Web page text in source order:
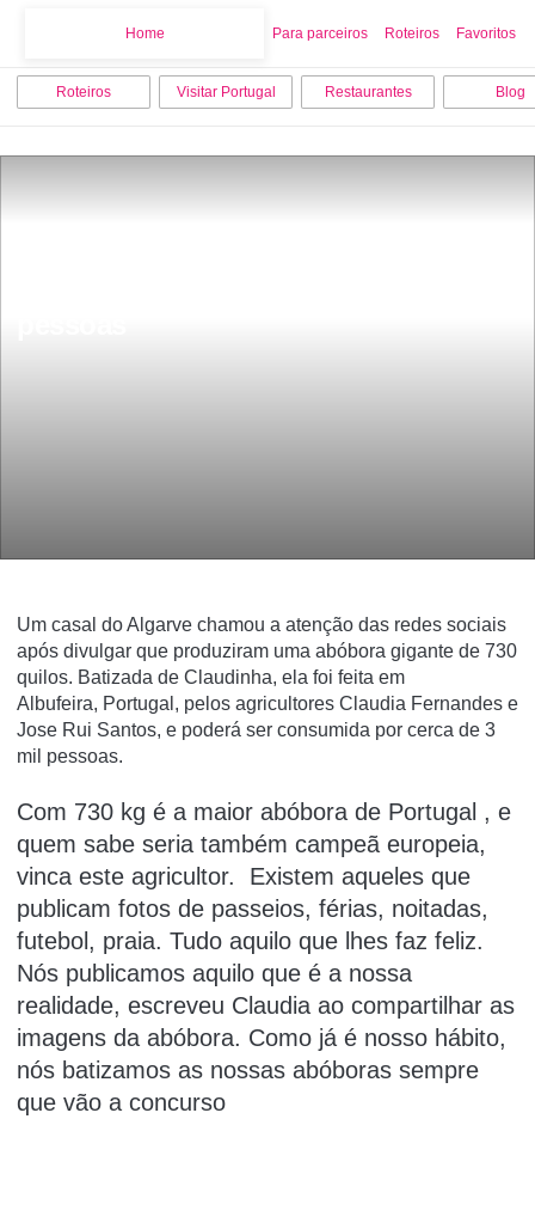
Home Para parceiros Roteiros Favoritos
Roteiros Visitar Portugal Restaurantes Blog
Um casal do Algarve chamou a atenção das redes sociais
após divulgar que produziram uma abóbora gigante de 730
quilos. Batizada de Claudinha, ela foi feita em
Albufeira, Portugal, pelos agricultores Claudia Fernandes e
Jose Rui Santos, e poderá ser consumida por cerca de 3
mil pessoas.
Com 730 kg é a maior abóbora de Portugal , e
quem sabe seria também campeã europeia,
vinca este agricultor. Existem aqueles que
publicam fotos de passeios, férias, noitadas,
futebol, praia. Tudo aquilo que lhes faz feliz.
Nós publicamos aquilo que é a nossa
realidade, escreveu Claudia ao compartilhar as
imagens da abóbora. Como já é nosso hábito,
nós batizamos as nossas abóboras sempre
que vão a concurso